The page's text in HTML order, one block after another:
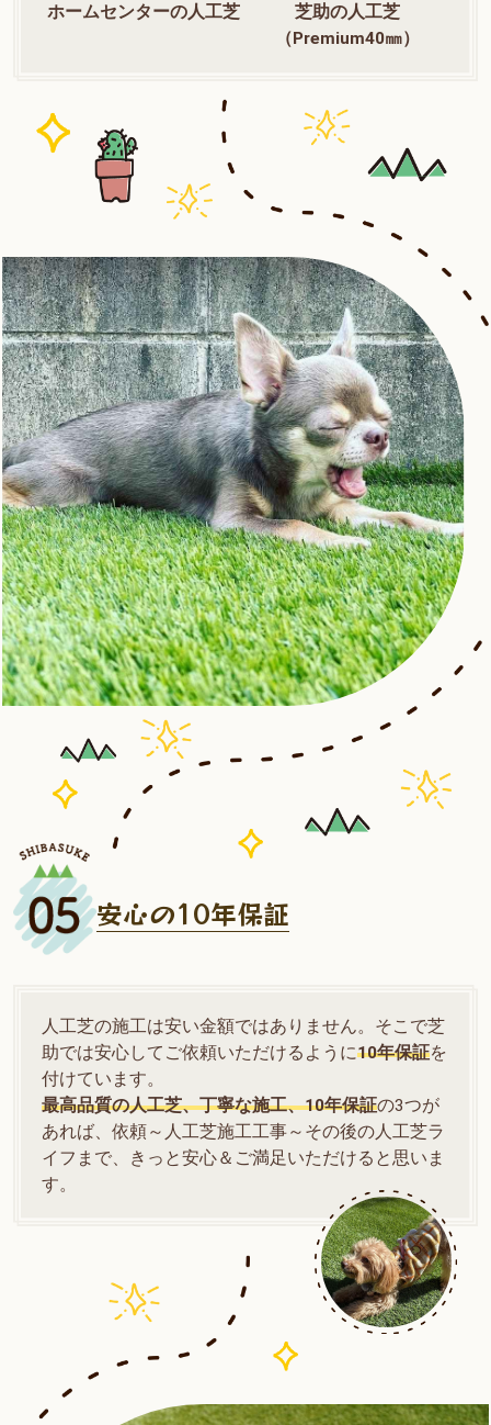
ホームセンターの人工芝
芝助の人工芝
（Premium40㎜）
安心の10年保証
人工芝の施工は安い金額ではありません。そこで芝
助では安心してご依頼いただけるように10年保証を
付けています。
最高品質の人工芝、丁寧な施工、10年保証の3つが
あれば、依頼～人工芝施工工事～その後の人工芝ラ
イフまで、きっと安心＆ご満足いただけると思いま
す。